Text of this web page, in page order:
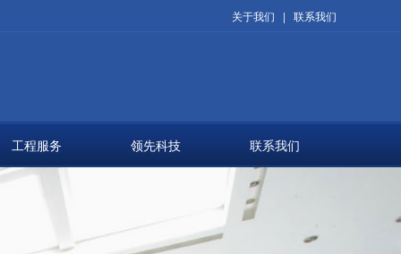
关于我们 | 联系我们
工程服务 领先科技 联系我们